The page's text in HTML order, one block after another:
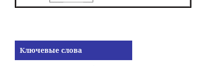
Ключевые слова